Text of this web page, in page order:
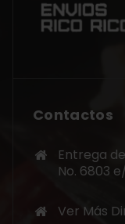
Contactos
Entrega
No. 6803
Ver Más